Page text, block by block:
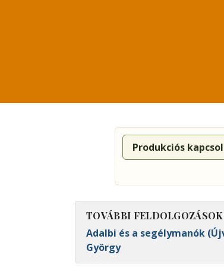
Produkciós
TOVÁBBI
Adalbi és a segélymanók
György